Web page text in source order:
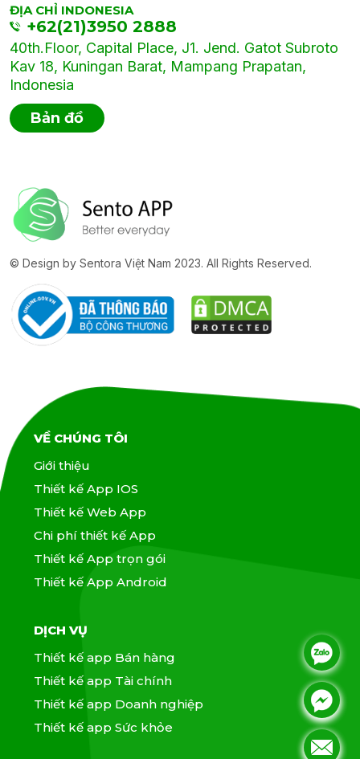
.
.
.
.
.
ĐỊA CHỈ INDONESIA
+62(21)3950 2888
40th.Floor, Capital Place, J1. Jend. Gatot Subroto
Kav 18, Kuningan Barat, Mampang Prapatan,
Indonesia
Bản đồ
© Design by Sentora Việt Nam 2023. All Rights Reserved.
VỀ CHÚNG TÔI
Giới thiệu
Thiết kế App IOS
Thiết kế Web App
Chi phí thiết kế App
Thiết kế App trọn gói
Thiết kế App Android
DỊCH VỤ
Thiết kế app Bán hàng
Thiết kế app Tài chính
Thiết kế app Doanh nghiệp
Thiết kế app Sức khỏe